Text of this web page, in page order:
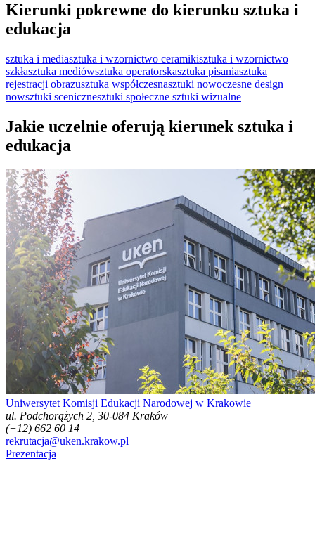
Kierunki pokrewne do kierunku sztuka i
edukacja
sztuka i mediasztuka i wzornictwo ceramikisztuka i wzornictwo
szkłasztuka mediówsztuka operatorskasztuka pisaniasztuka
rejestracji obrazusztuka współczesnasztuki nowoczesne design
nowsztuki scenicznesztuki społeczne sztuki wizualne
Jakie uczelnie oferują kierunek sztuka i
edukacja
Uniwersytet Komisji Edukacji Narodowej w Krakowie
ul. Podchorążych 2, 30-084 Kraków
(+12) 662 60 14
rekrutacja@uken.krakow.pl
Prezentacja